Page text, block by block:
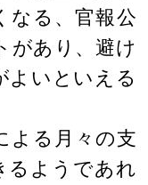
なる、官報公
があり、避け
よいといえる
よる月々の支
るようであれ